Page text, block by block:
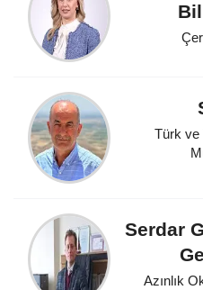
Türk ve
Serdar
Azınlık